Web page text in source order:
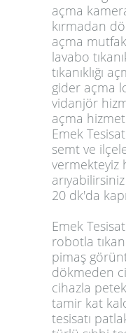
açma
kırmadan
açma mutfak
lavabo
tıkanıklığı
gider açma
vidanjör
açma
Emek
semt ve
vermekteyiz
20 dk'da
Emek
robotla
pimaş
dökmeden
cihazla
tamir kat
tesisatı